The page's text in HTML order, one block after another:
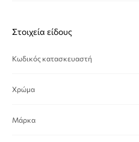
Στοιχεία είδους
Κωδικός κατασκευαστή
Χρώμα
Μάρκα